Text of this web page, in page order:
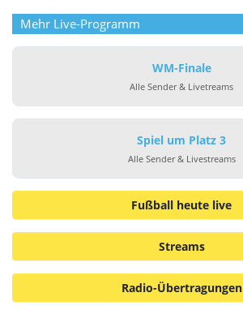
Mehr Live-Programm
WM-Finale
Alle Sender & Livetreams
Spiel um Platz 3
Alle Sender & Livestreams
Fußball heute live
Streams
Radio-Übertragungen